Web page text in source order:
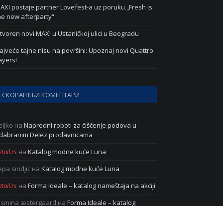
postaje partner Lovefest-a uz poruku „Fresh is
new afterparty“
novi MAXI u Ustaničkoj ulici u Beogradu
tajne nisu na površini: Upoznaj novi Quattro
СКОРАШЊИ КОМЕНТАРИ
на Napredni roboti za čišćenje podova u
Delez prodavnicama
на Katalog modne kuće Luna
sindjic на Katalog modne kuće Luna
на Forma Ideale – katalog nameštaja na akciji
æstergaard на Forma Ideale – katalog